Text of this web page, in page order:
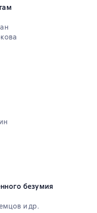
4,8 на основе 697 оценок
4,9 на основе 230 оценок
безумия
и др.